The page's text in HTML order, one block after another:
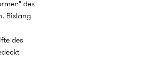
des
Bislang
des